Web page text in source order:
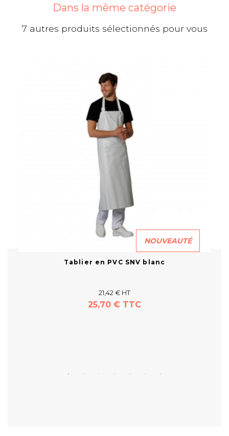
Dans la même catégorie
7 autres produits sélectionnés pour vous
NOUVEAUTÉ
Tablier en PVC SNV blanc
21,42 € HT
25,70 € TTC